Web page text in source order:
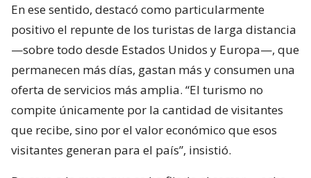
En ese sentido, destacó como particularmente
positivo el repunte de los turistas de larga distancia
—sobre todo desde Estados Unidos y Europa—, que
permanecen más días, gastan más y consumen una
oferta de servicios más amplia. “El turismo no
compite únicamente por la cantidad de visitantes
que recibe, sino por el valor económico que esos
visitantes generan para el país”, insistió.